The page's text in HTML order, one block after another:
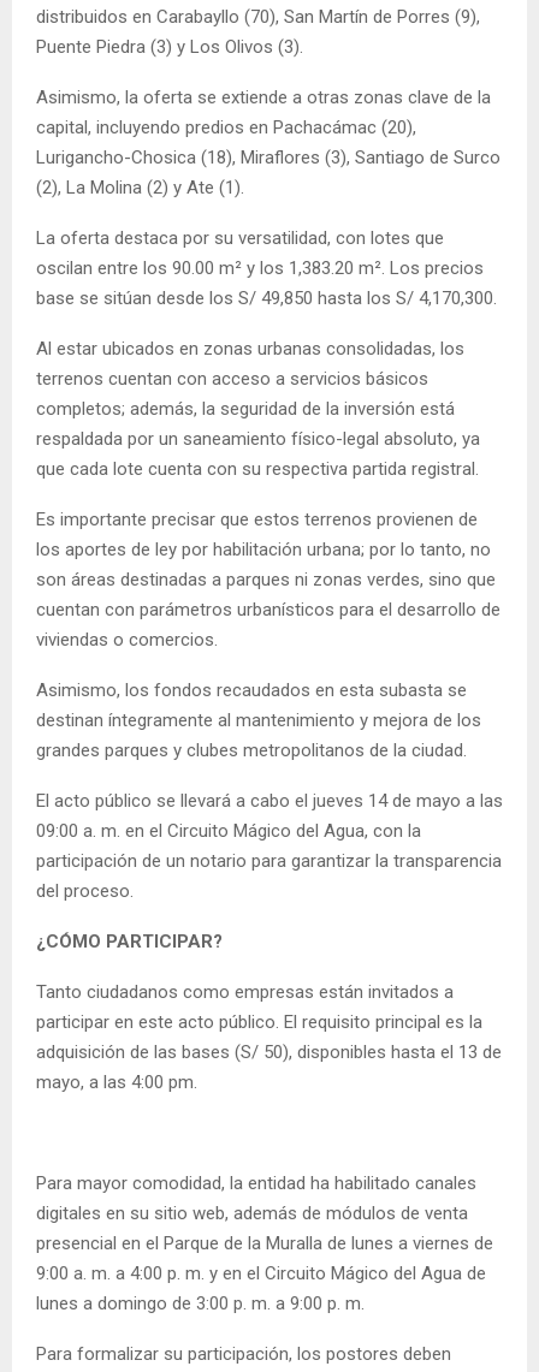
distribuidos en Carabayllo (70), San Martín de Porres (9),
Puente Piedra (3) y Los Olivos (3).
Asimismo, la oferta se extiende a otras zonas clave de la
capital, incluyendo predios en Pachacámac (20),
Lurigancho-Chosica (18), Miraflores (3), Santiago de Surco
(2), La Molina (2) y Ate (1).
La oferta destaca por su versatilidad, con lotes que
oscilan entre los 90.00 m² y los 1,383.20 m². Los precios
base se sitúan desde los S/ 49,850 hasta los S/ 4,170,300.
Al estar ubicados en zonas urbanas consolidadas, los
terrenos cuentan con acceso a servicios básicos
completos; además, la seguridad de la inversión está
respaldada por un saneamiento físico-legal absoluto, ya
que cada lote cuenta con su respectiva partida registral.
Es importante precisar que estos terrenos provienen de
los aportes de ley por habilitación urbana; por lo tanto, no
son áreas destinadas a parques ni zonas verdes, sino que
cuentan con parámetros urbanísticos para el desarrollo de
viviendas o comercios.
Asimismo, los fondos recaudados en esta subasta se
destinan íntegramente al mantenimiento y mejora de los
grandes parques y clubes metropolitanos de la ciudad.
El acto público se llevará a cabo el jueves 14 de mayo a las
09:00 a. m. en el Circuito Mágico del Agua, con la
participación de un notario para garantizar la transparencia
del proceso.
¿CÓMO PARTICIPAR?
Tanto ciudadanos como empresas están invitados a
participar en este acto público. El requisito principal es la
adquisición de las bases (S/ 50), disponibles hasta el 13 de
mayo, a las 4:00 pm.
Para mayor comodidad, la entidad ha habilitado canales
digitales en su sitio web, además de módulos de venta
presencial en el Parque de la Muralla de lunes a viernes de
9:00 a. m. a 4:00 p. m. y en el Circuito Mágico del Agua de
lunes a domingo de 3:00 p. m. a 9:00 p. m.
Para formalizar su participación, los postores deben